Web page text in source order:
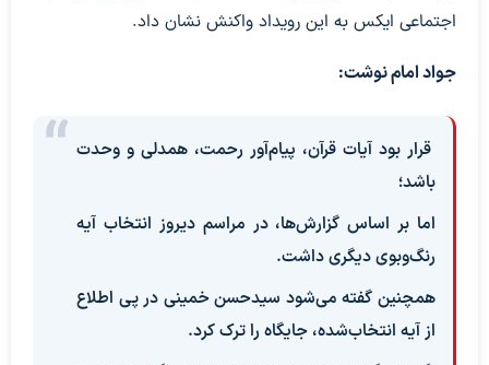
اجتماعی ایکس به این رویداد واکنش نشان داد.
جواد امام نوشت:
قرار بود آیات قرآن، پیام‌آور رحمت، همدلی و وحدت
باشد؛
اما بر اساس گزارش‌ها، در مراسم دیروز انتخاب آیه
رنگ‌وبوی دیگری داشت.
همچنین گفته می‌شود ‎سیدحسن خمینی در پی اطلاع
از آیه انتخاب‌شده، جایگاه را ترک کرد.